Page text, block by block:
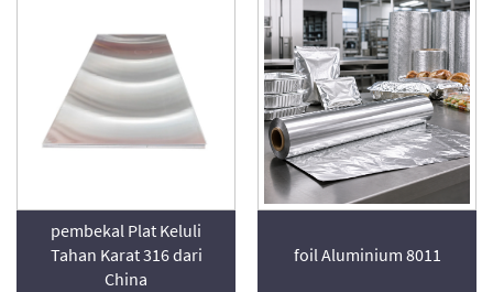
pembekal Plat Keluli
Tahan Karat 316 dari
China
foil Aluminium 8011